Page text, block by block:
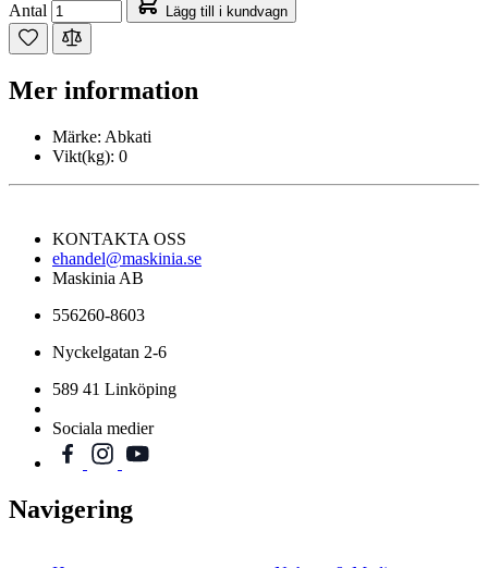
Antal
Lägg till i kundvagn
Mer information
Märke: Abkati
Vikt(kg): 0
KONTAKTA OSS
ehandel@maskinia.se
Maskinia AB
556260-8603
Nyckelgatan 2-6
589 41 Linköping
Sociala medier
Navigering